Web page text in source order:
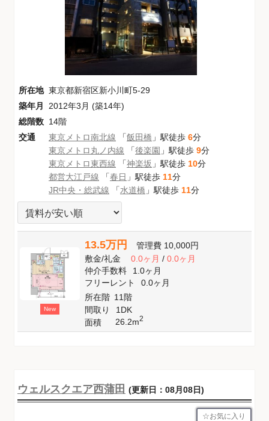
所在地 東京都新宿区新小川町5-29
築年月
2012年3月 (築14年)
総階数 14階
交通
東京メトロ南北線 「飯田橋 」駅徒歩 6分
東京メトロ丸ノ内線 「後楽園 」駅徒歩 9分
東京メトロ東西線 「神楽坂 」駅徒歩 10分
都営大江戸線 「春日 」駅徒歩 11分
JR中央・総武線 「水道橋 」駅徒歩 11分
New
13.5万円 管理費 10,000円
敷金/礼金 0.0ヶ月/ 0.0ヶ月
仲介手数料
1.0ヶ月
フリーレント
0.0ヶ月
所在階 11階
間取り
1DK
面積
26.2m2
ウェルスクエア西蒲田 (更新日：08月08日)
お気に入り